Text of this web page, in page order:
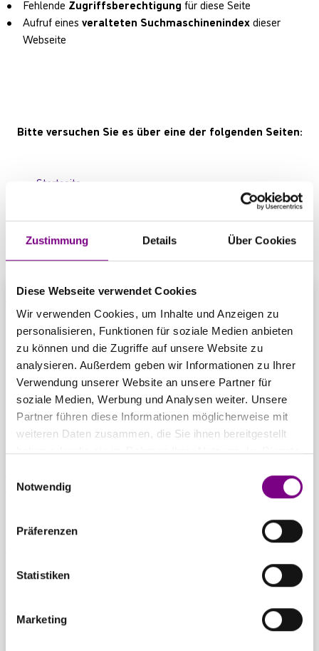
Zustimmung Details Über Cookies
Diese Webseite verwendet Cookies
Wir verwenden Cookies, um Inhalte und Anzeigen zu
personalisieren, Funktionen für soziale Medien anbieten
zu können und die Zugriffe auf unsere Website zu
analysieren. Außerdem geben wir Informationen zu Ihrer
Verwendung unserer Website an unsere Partner für
soziale Medien, Werbung und Analysen weiter. Unsere
Partner führen diese Informationen möglicherweise mit
weiteren Daten zusammen, die Sie ihnen bereitgestellt
haben oder die sie im Rahmen Ihrer Nutzung der Dienste
Notwendig
Präferenzen
Statistiken
Marketing
Fehlende Zugriffsberechtigung für diese Seite
Aufruf eines veralteten Suchmaschinenindexdieser
Webseite
Bitte versuchen Sie es über eine der folgenden Seiten:
Startseite
THE POWER
OF SURFACE.
Caparol Farbenshops und Farbencenter in
deiner Nähe
Alle wichtigen Unterlagen an einem Ort